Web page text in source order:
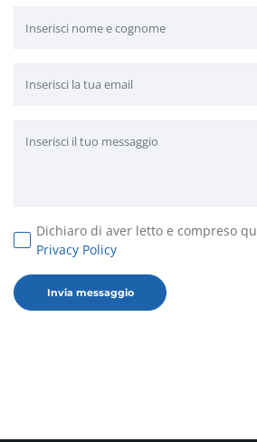
Dichiaro di aver letto e compreso
Privacy Policy